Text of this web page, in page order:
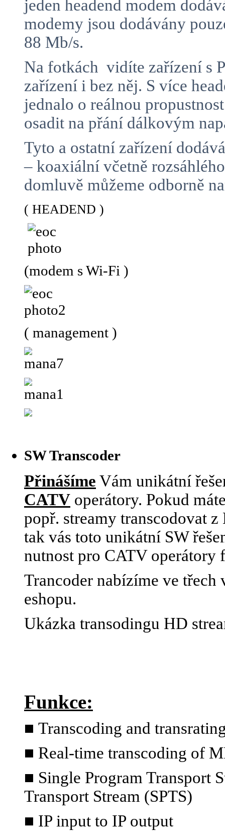
jeden headend modem
modemy jsou dodávány
88 Mb/s.
Na fotkách vidíte zařízení s
zařízení i bez něj. S více
jednalo o reálnou
osadit na přání dálkovým
Tyto a ostatní zařízení
– koaxiální včetně
domluvě můžeme odborně
( HEADEND )
(modem s Wi-Fi )
( management )
SW Transcoder
Přinášíme Vám unikátní
CATV operátory. Pokud
popř. streamy transcodovat
tak vás toto unikátní SW
nutnost pro CATV operátory
Trancoder nabízíme ve třech
eshopu.
Ukázka transodingu HD
Funkce:
■ Transcoding and
■ Real-time transcoding of
■ Single Program Transport
Transport Stream (SPTS)
■ IP input to IP output